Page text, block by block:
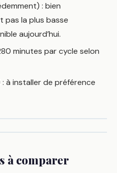
: bien
pas la plus basse
aujourd’hui.
minutes par cycle selon
: à installer de préférence
à comparer